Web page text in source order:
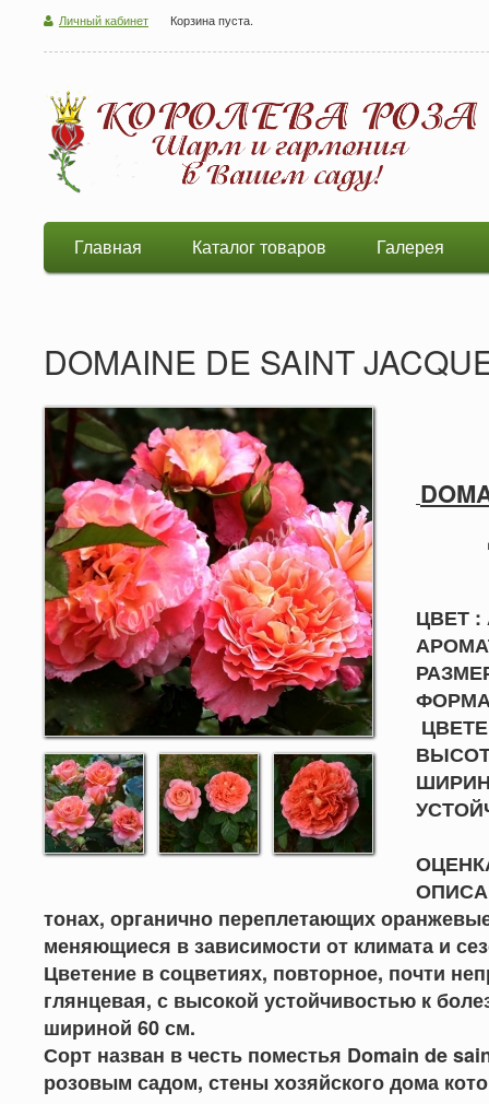
Личный кабинет Корзина пуста.
Главная Каталог товаров Галерея
DOMAINE DE SAINT
ЦВЕТ :
ФОРМА
тонах, органично переплетающих
меняющиеся в зависимости от климата и
Цветение в соцветиях, повторное, почти
глянцевая, с высокой устойчивостью к
шириной 60 см.
Сорт назван в честь поместья Domain de
розовым садом, стены хозяйского дома